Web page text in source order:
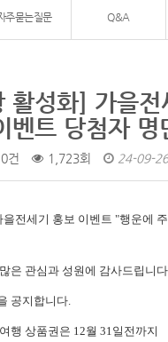
주묻는질문 Q&A
활성화] 가을전
벤트 당첨자 명
건 1,723회 24-09-
을전세기 홍보 이벤트 "행운에
은 관심과 성원에 감사드립니
공지합니다.
행 상품권은 12월 31일전까지